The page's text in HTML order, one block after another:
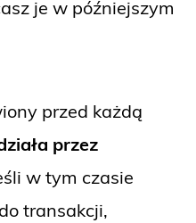
je w późniejszym
przed każdą
przez
w tym czasie
transakcji,